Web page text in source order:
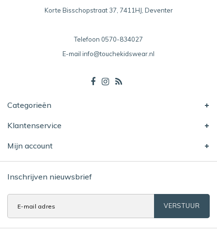
Korte Bisschopstraat 37, 7411HJ, Deventer
Telefoon 0570-834027
E-mail info@touchekidswear.nl
Categorieën
Klantenservice
Mijn account
Inschrijven nieuwsbrief
VERSTUUR